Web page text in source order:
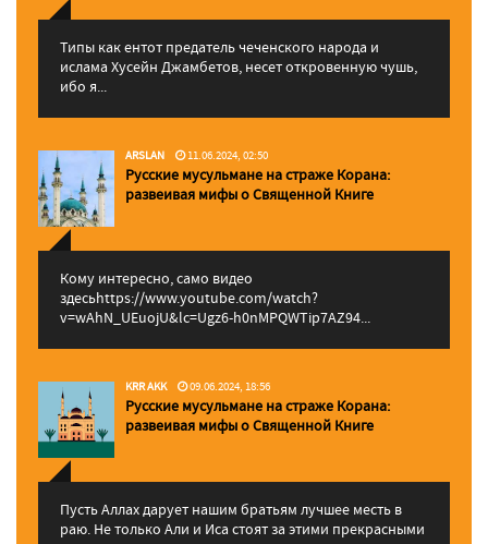
Типы как ентот предатель чеченского народа и
ислама Хусейн Джамбетов, несет откровенную чушь,
ибо я...
ARSLAN 11.06.2024, 02:50
Русские мусульмане на страже Корана:
pазвеивая мифы о Священной Книге
Кому интересно, само видео
здесьhttps://www.youtube.com/watch?
v=wAhN_UEuojU&lc=Ugz6-h0nMPQWTip7AZ94...
KRR AKK 09.06.2024, 18:56
Русские мусульмане на страже Корана:
pазвеивая мифы о Священной Книге
Пусть Аллах дарует нашим братьям лучшее месть в
раю. Не только Али и Иса стоят за этими прекрасными